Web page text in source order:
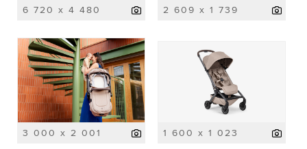
6 720 x 4 480 2 609 x 1 739
3 000 x 2 001 1 600 x 1 023